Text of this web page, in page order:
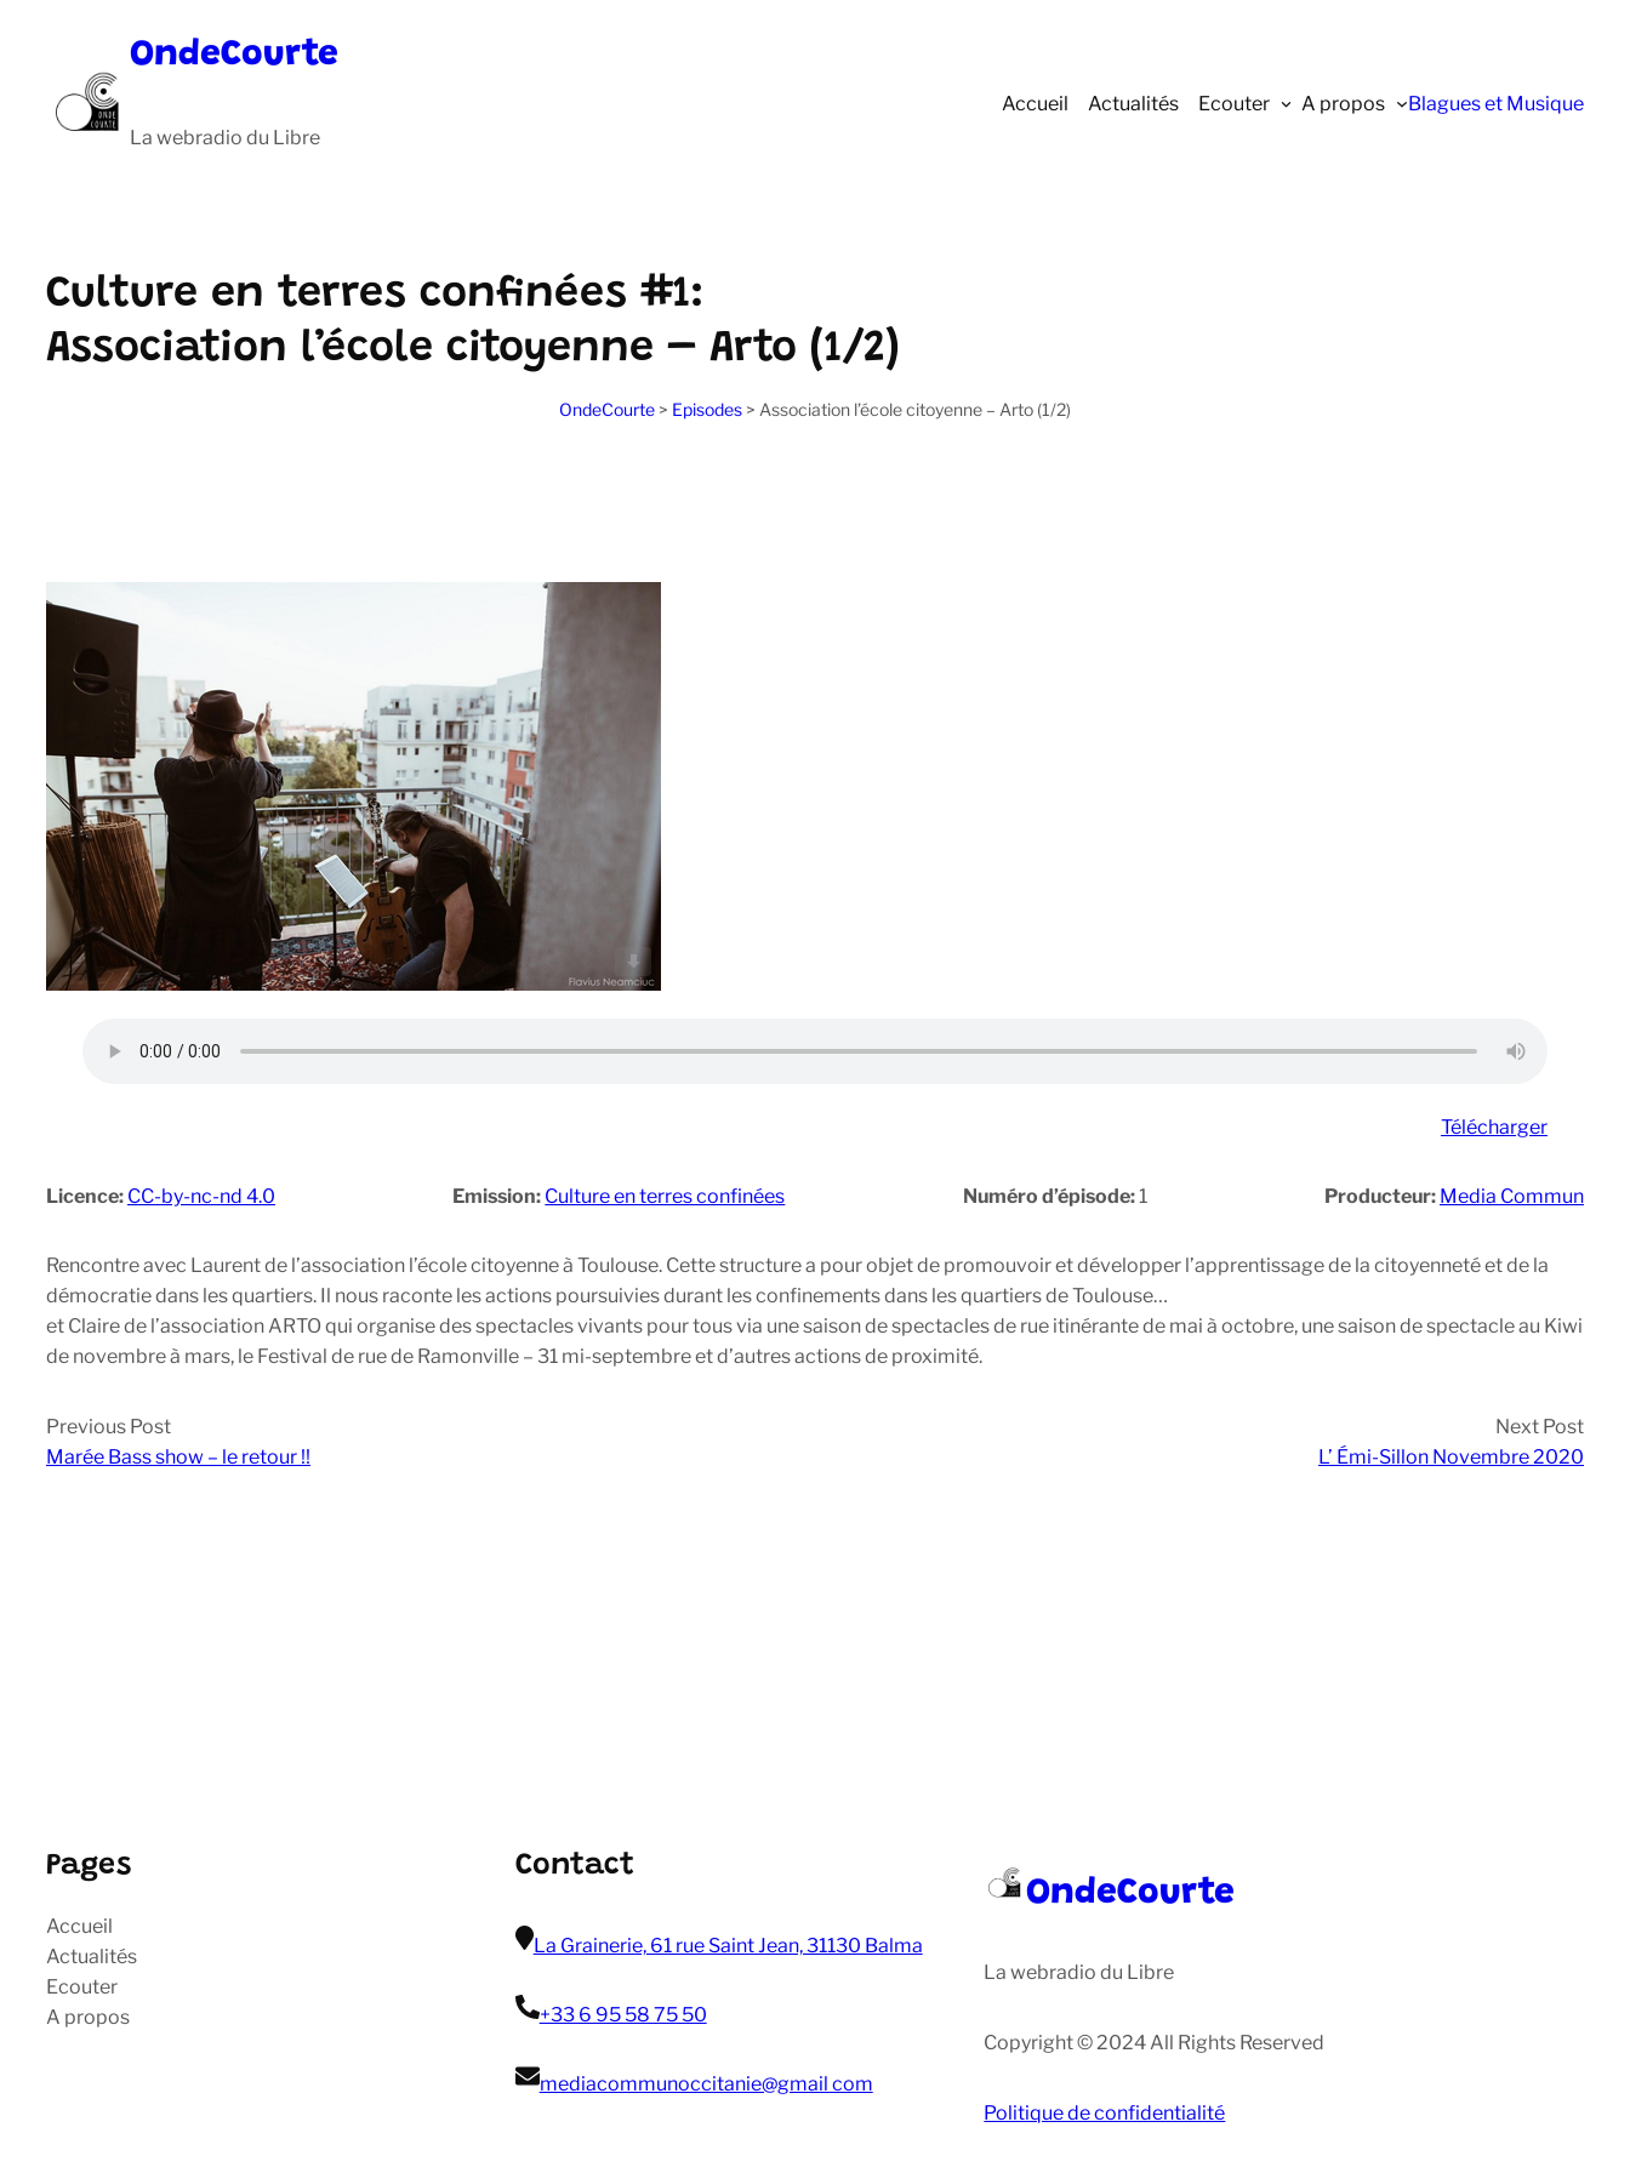
OndeCourte
La webradio du Libre
Accueil Actualités Ecouter A propos Blagues et Musique
Culture en terres confinées #1:
Association l’école citoyenne – Arto (1/2)
OndeCourte > Episodes > Association l’école citoyenne – Arto (1/2)
Télécharger
Licence: CC-by-nc-nd 4.0 Emission: Culture en terres confinées Numéro d’épisode:1 Producteur: Media Commun
Rencontre avec Laurent de l’association l’école citoyenne à Toulouse. Cette structure a pour objet de promouvoir et développer l’apprentissage de la citoyenneté et de la
démocratie dans les quartiers. Il nous raconte les actions poursuivies durant les confinements dans les quartiers de Toulouse…
et Claire de l’association ARTO qui organise des spectacles vivants pour tous via une saison de spectacles de rue itinérante de mai à octobre, une saison de spectacle au Kiwi
de novembre à mars, le Festival de rue de Ramonville – 31 mi-septembre et d’autres actions de proximité.
Previous Post
Marée Bass show – le retour !!
Next Post
L’ Émi-Sillon Novembre 2020
Pages
Accueil
Actualités
Ecouter
A propos
Contact
La Grainerie, 61 rue Saint Jean, 31130 Balma
+33 6 95 58 75 50
mediacommunoccitanie@gmail com
OndeCourte
La webradio du Libre
Copyright © 2024 All Rights Reserved
Politique de confidentialité